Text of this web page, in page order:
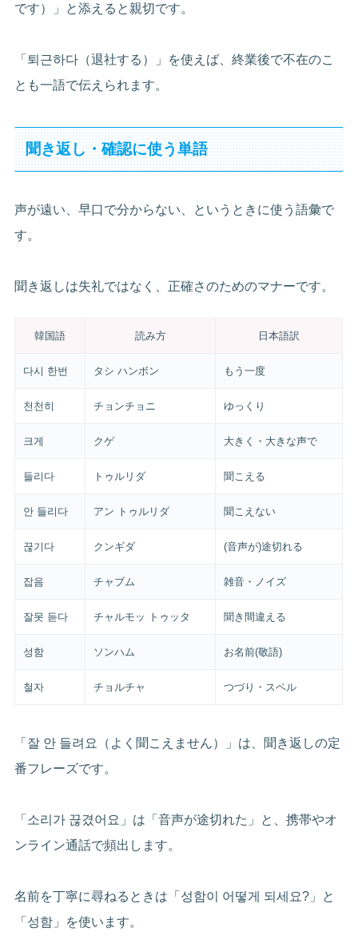
です）」と添えると親切です。
「퇴근하다（退社する）」を使えば、終業後で不在のこ
とも一語で伝えられます。
聞き返し・確認に使う単語
声が遠い、早口で分からない、というときに使う語彙で
す。
聞き返しは失礼ではなく、正確さのためのマナーです。
韓国語 読み方 日本語訳
다시 한번 タシ ハンボン もう一度
천천히 チョンチョニ ゆっくり
크게 クゲ 大きく・大きな声で
들리다 トゥルリダ 聞こえる
안 들리다 アン トゥルリダ 聞こえない
끊기다 クンギダ (音声が)途切れる
잡음 チャブム 雑音・ノイズ
잘못 듣다 チャルモッ トゥッタ 聞き間違える
성함 ソンハム お名前(敬語)
철자 チョルチャ つづり・スペル
「잘 안 들려요（よく聞こえません）」は、聞き返しの定
番フレーズです。
「소리가 끊겼어요」は「音声が途切れた」と、携帯やオ
ンライン通話で頻出します。
名前を丁寧に尋ねるときは「성함이 어떻게 되세요?」と
「성함」を使います。